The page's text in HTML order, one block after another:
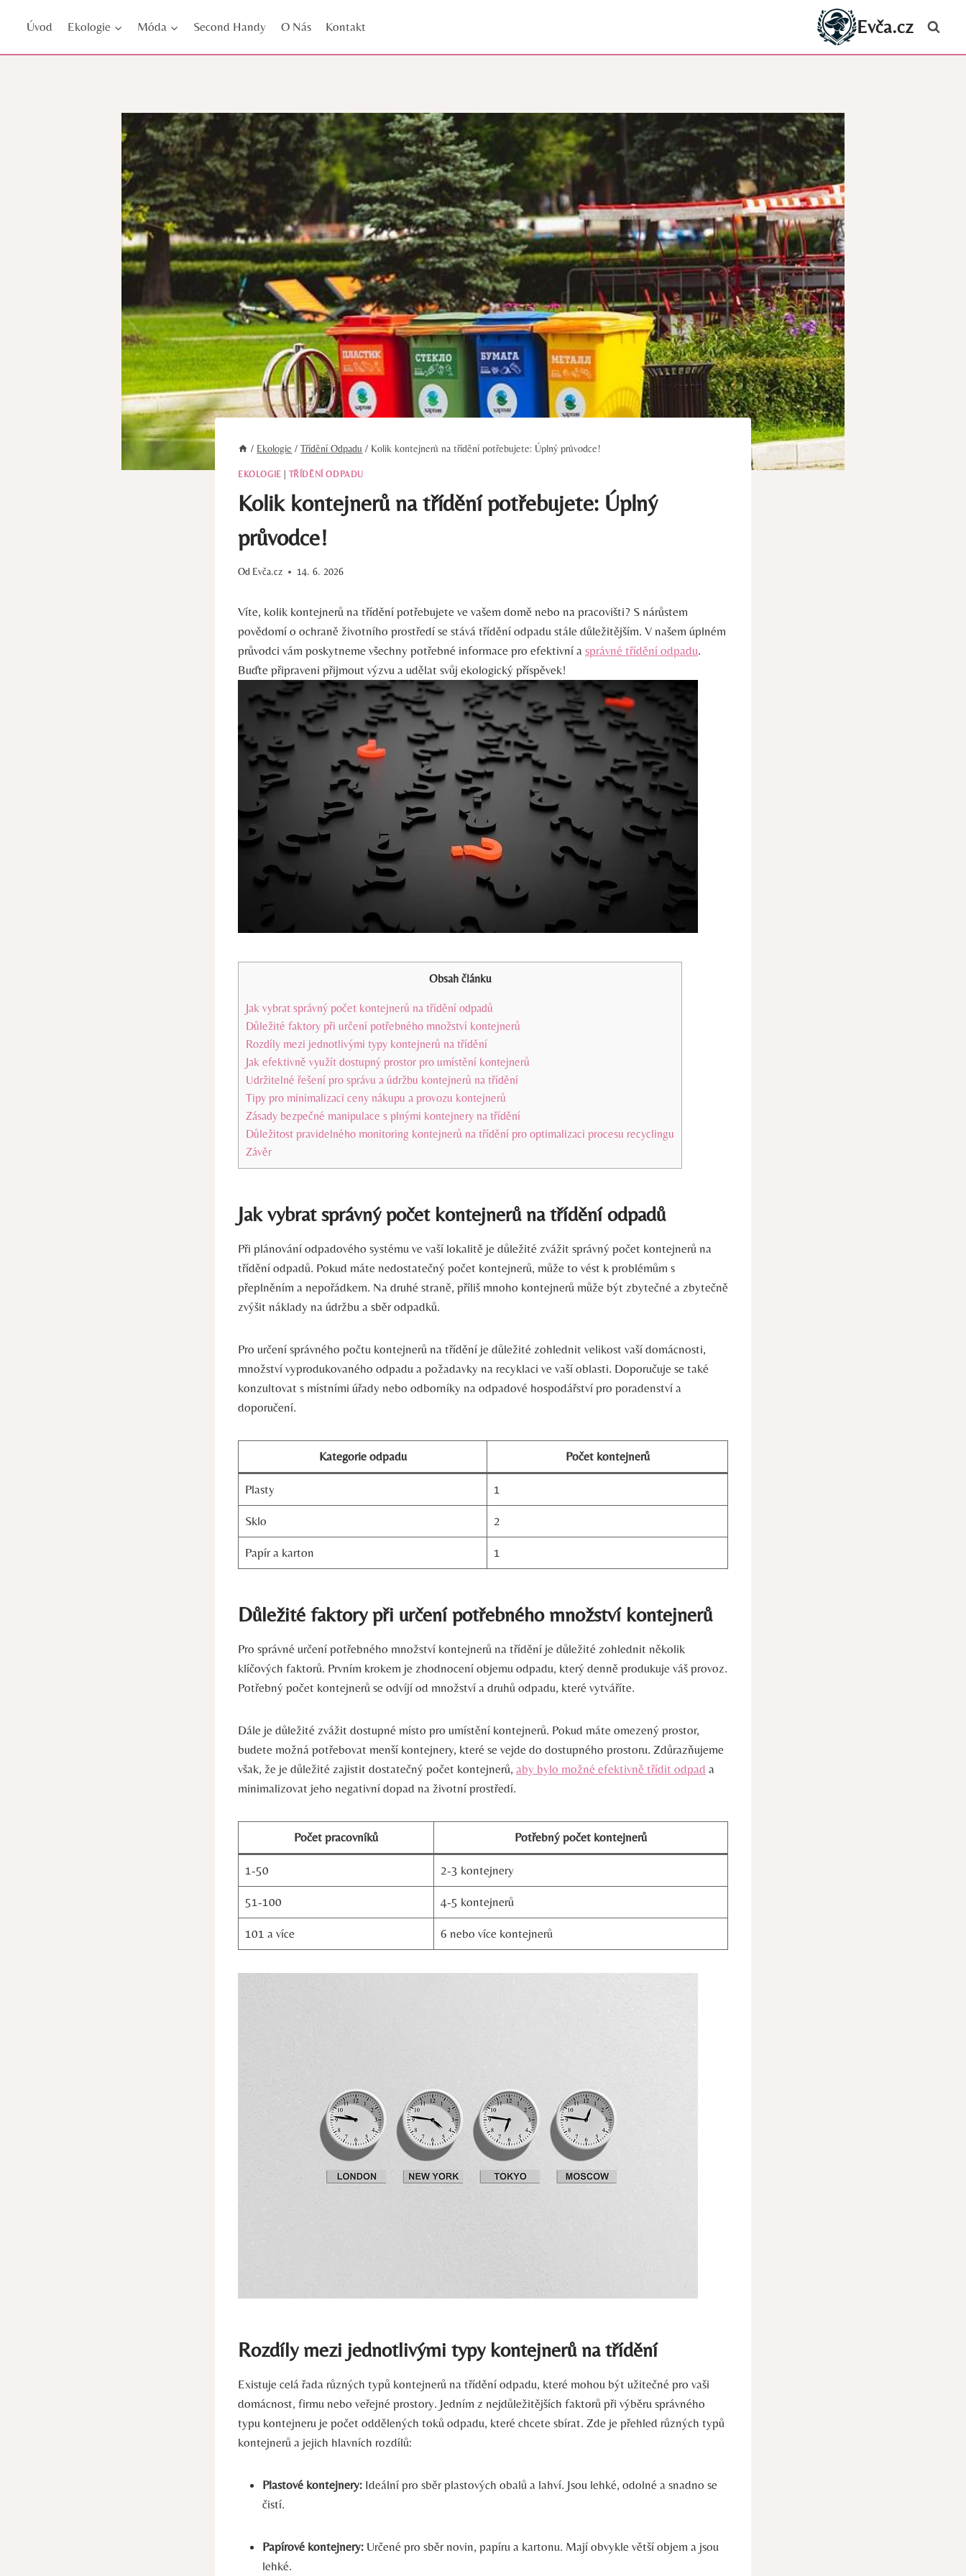
Úvod Ekologie Móda Second Handy O Nás Kontakt Evča.cz
/ Ekologie / Třídění Odpadu / Kolik kontejnerů na třídění potřebujete: Úplný průvodce!
EKOLOGIE TŘÍDĚNÍ ODPADU
Kolik kontejnerů na třídění potřebujete: Úplný
průvodce!
Od Evča.cz 14. 6. 2026
Víte, kolik kontejnerů na třídění potřebujete ve vašem domě nebo na pracovišti? S nárůstem
povědomí o ochraně životního prostředí se stává třídění odpadu stále důležitějším. V našem úplném
průvodci vám poskytneme všechny potřebné informace pro efektivní a správné třídění odpadu.
Buďte připraveni přijmout výzvu a udělat svůj ekologický příspěvek!
Obsah článku
Jak vybrat správný počet kontejnerů na třídění odpadů
Důležité faktory při určení potřebného množství kontejnerů
Rozdíly mezi jednotlivými typy kontejnerů na třídění
Jak efektivně využít dostupný prostor pro umístění kontejnerů
Udržitelné řešení pro správu a údržbu kontejnerů na třídění
Tipy pro minimalizaci ceny nákupu a provozu kontejnerů
Zásady bezpečné manipulace s plnými kontejnery na třídění
Důležitost pravidelného monitoring kontejnerů na třídění pro optimalizaci procesu recyclingu
Závěr
Jak vybrat správný počet kontejnerů na třídění odpadů
Při plánování odpadového systému ve vaší lokalitě je důležité zvážit správný počet kontejnerů na
třídění odpadů. Pokud máte nedostatečný počet kontejnerů, může to vést k problémům s
přeplněním a nepořádkem. Na druhé straně, příliš mnoho kontejnerů může být zbytečné a zbytečně
zvýšit náklady na údržbu a sběr odpadků.
Pro určení správného počtu kontejnerů na třídění je důležité zohlednit velikost vaší domácnosti,
množství vyprodukovaného odpadu a požadavky na recyklaci ve vaší oblasti. Doporučuje se také
konzultovat s místními úřady nebo odborníky na odpadové hospodářství pro poradenství a
doporučení.
Kategorie odpadu Počet kontejnerů
Plasty 1
Sklo 2
Papír a karton 1
Důležité faktory při určení potřebného množství kontejnerů
Pro správné určení potřebného množství kontejnerů na třídění je důležité zohlednit několik
klíčových faktorů. Prvním krokem je zhodnocení objemu odpadu, který denně produkuje váš provoz.
Potřebný počet kontejnerů se odvíjí od množství a druhů odpadu, které vytváříte.
Dále je důležité zvážit dostupné místo pro umístění kontejnerů. Pokud máte omezený prostor,
budete možná potřebovat menší kontejnery, které se vejde do dostupného prostoru. Zdůrazňujeme
však, že je důležité zajistit dostatečný počet kontejnerů, aby bylo možné efektivně třídit odpad a
minimalizovat jeho negativní dopad na životní prostředí.
Počet pracovníků Potřebný počet kontejnerů
1-50 2-3 kontejnery
51-100 4-5 kontejnerů
101 a více 6 nebo více kontejnerů
Rozdíly mezi jednotlivými typy kontejnerů na třídění
Existuje celá řada různých typů kontejnerů na třídění odpadu, které mohou být užitečné pro vaši
domácnost, firmu nebo veřejné prostory. Jedním z nejdůležitějších faktorů při výběru správného
typu kontejneru je počet oddělených toků odpadu, které chcete sbírat. Zde je přehled různých typů
kontejnerů a jejich hlavních rozdílů:
Plastové kontejnery: Ideální pro sběr plastových obalů a lahví. Jsou lehké, odolné a snadno se
čistí.
Papírové kontejnery: Určené pro sběr novin, papíru a kartonu. Mají obvykle větší objem a jsou
lehké.